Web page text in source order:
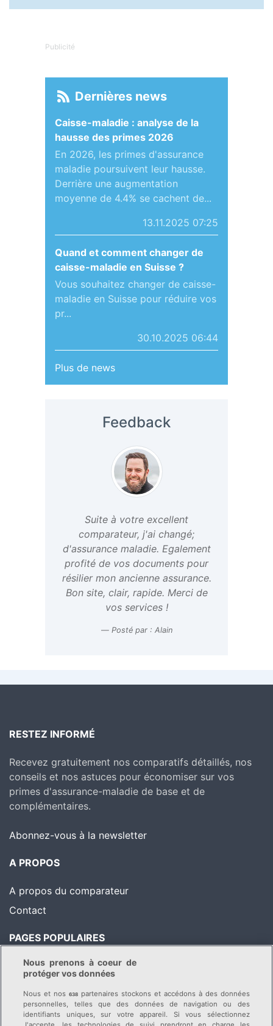
Publicité
Dernières news
Caisse-maladie : analyse de la
hausse des primes 2026
En 2026, les primes d'assurance
maladie poursuivent leur hausse.
Derrière une augmentation
moyenne de 4.4% se cachent de...
13.11.2025 07:25
Quand et comment changer de
caisse-maladie en Suisse ?
Vous souhaitez changer de caisse-
maladie en Suisse pour réduire vos
pr...
30.10.2025 06:44
Plus de news
Feedback
Suite à votre excellent
comparateur, j'ai changé;
d'assurance maladie. Egalement
profité de vos documents pour
résilier mon ancienne assurance.
Bon site, clair, rapide. Merci de
vos services !
Posté par : Alain
RESTEZ INFORMÉ
Recevez gratuitement nos comparatifs détaillés, nos
conseils et nos astuces pour économiser sur vos
primes d'assurance-maladie de base et de
complémentaires.
Abonnez-vous à la newsletter
A PROPOS
A propos du comparateur
Contact
PAGES POPULAIRES
Comparatif des primes
Changer de caisse-
maladie
Nous prenons à coeur de
protéger vos données
Nous et nos638 partenaires stockons et accédons à des données
personnelles, telles que des données de navigation ou des
identifiants uniques, sur votre appareil. Si vous sélectionnez